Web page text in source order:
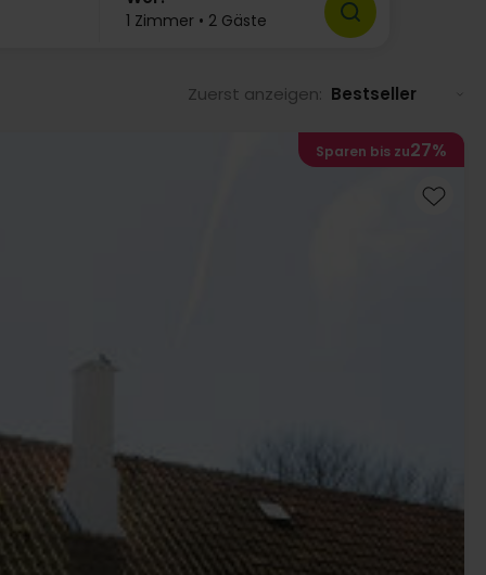
1 Zimmer • 2 Gäste
Zuerst anzeigen: Bestseller
Sparen bis zu27%